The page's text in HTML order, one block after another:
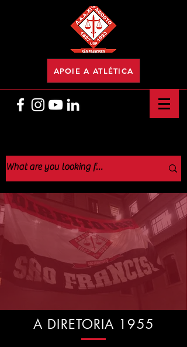
APOIE A ATLÉTICA
A DIRETORIA 1955